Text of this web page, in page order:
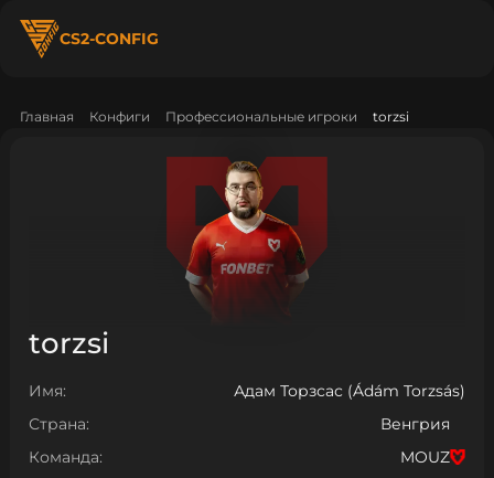
CS2-CONFIG
Главная Конфиги Профессиональные игроки torzsi
torzsi
Имя:
Адам Торзсас (Ádám Torzsás)
Страна:
Венгрия
Команда:
MOUZ